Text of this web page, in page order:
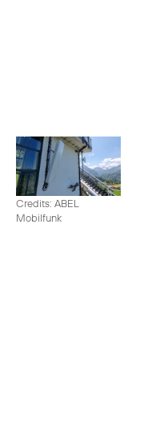
Credits: ABEL
Mobilfunk